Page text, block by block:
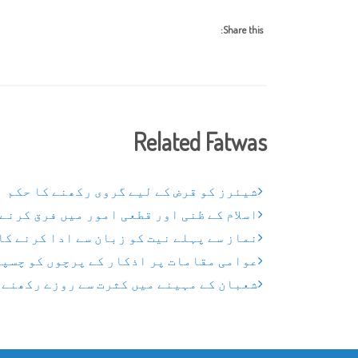
Share this:
Related Fatwas
شیئرز کو قرض کے لیے گروی رکھنے کا حکم
اسلام کے ظنی اور قطعی امور میں فرق
نماز سے پہلے نیت کو زبان سے ادا کرنے
عوامی مقامات پر اذکار کے پرچوں کو
شعبان کے مہینے میں کثرت سے روزے رکھنے